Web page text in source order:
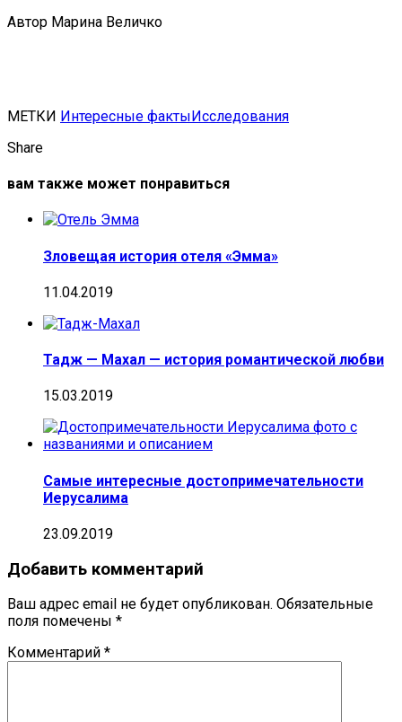
Автор Марина Величко
МЕТКИ Интересные фактыИсследования
Share
вам также может понравиться
Зловещая история отеля «Эмма»
11.04.2019
Тадж — Махал — история романтической любви
15.03.2019
Самые интересные достопримечательности
Иерусалима
23.09.2019
Добавить комментарий
Ваш адрес email не будет опубликован. Обязательные
поля помечены *
Комментарий *